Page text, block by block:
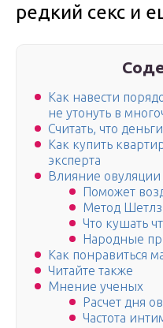
редкий секс и
Как навести
не утонуть в
Считать, что
Как купить
эксперта
Влияние овуляции
Поможет
Метод
Что кушать
Народные
Как понравиться
Читайте также
Мнение ученых
Расчет дня
Частота